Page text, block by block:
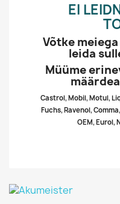
EI
Võtke
leida
Müüme
Castrol, Mobil, Motul,
Fuchs, Ravenol,
OEM, Eurol,